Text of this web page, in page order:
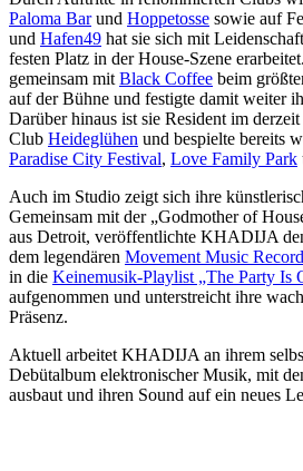
Paloma Barund Hoppetosse sowie auf
und Hafen49 hat sie sich mit
festen Platz in der House-Szene
gemeinsam mit Black Coffee beim
auf der Bühne und festigte damit weiter
Darüber hinaus ist sie Resident im
Club Heideglühen und bespielte bereits
Paradise City Festival, Love Family Park
Auch im Studio zeigt sich ihre
Gemeinsam mit der „Godmother of
aus Detroit, veröffentlichte KHADIJA
dem legendären Movement Music
in die Keinemusik-Playlist „The Party Is
aufgenommen und unterstreicht ihre
Präsenz.
Aktuell arbeitet KHADIJA an ihrem
Debütalbum elektronischer Musik, mit
ausbaut und ihren Sound auf ein neues